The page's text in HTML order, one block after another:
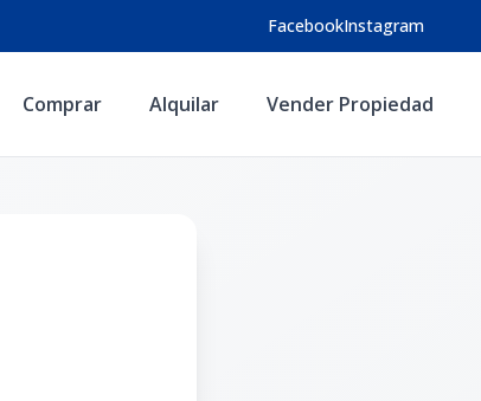
FacebookInstagram
Comprar Alquilar Vender Propiedad